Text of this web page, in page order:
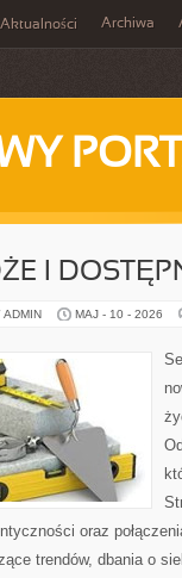
Aktualności Archiwa
I
ADMIN MAJ - 10 - 2026
oraz
trendów, dbania o